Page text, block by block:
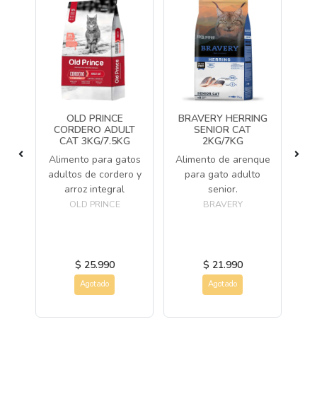
OLD PRINCE
CORDERO ADULT
CAT 3KG/7.5KG
Alimento para gatos
adultos de cordero y
arroz integral
OLD PRINCE
$ 25.990
Agotado
BRAVERY HERRING
SENIOR CAT
2KG/7KG
Alimento de arenque
para gato adulto
senior.
BRAVERY
$ 21.990
Agotado